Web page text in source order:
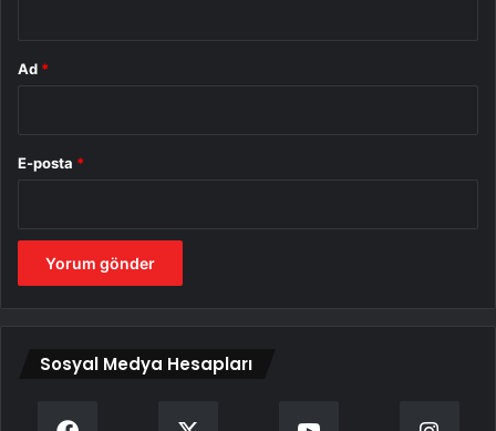
Ad *
E-posta *
Sosyal Medya Hesapları